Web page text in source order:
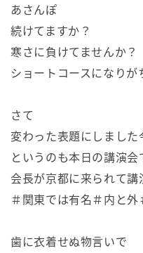
あさんぽ
続けてますか？
寒さに負けてませんか？
ショートコースになり
さて
変わった表題にしました
というのも本日の講演
会長が京都に来られて講
＃関東では有名＃内と外
歯に衣着せぬ物言いで